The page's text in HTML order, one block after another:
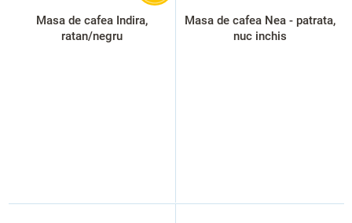
Masa de cafea Indira,
ratan/negru
Masa de cafea Nea - patrata,
nuc inchis